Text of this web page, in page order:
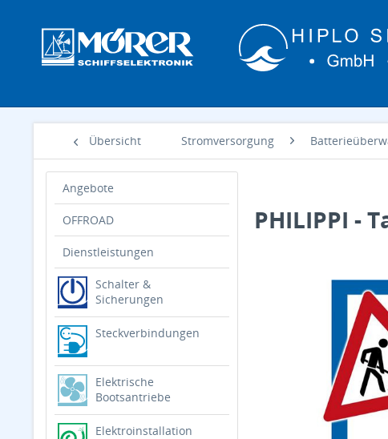
Übersicht Stromversorgung
Angebote
OFFROAD
Dienstleistungen
Schalter &
Sicherungen
Steckverbindungen
Elektrische
Bootsantriebe
Elektroinstallation
PHILIPPI -